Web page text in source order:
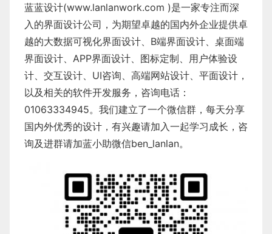
蓝蓝设计(www.lanlanwork.com )是一家专注而深
入的界面设计公司，为期望卓越的国内外企业提供卓
越的大数据可视化界面设计 B端界面设计
桌面端
界面设计
APP界面设计 图标定制
用户体验设
计
交互设计 UI咨询 高端网站设计 平面设计 ，
以及相关的软件开发服务，咨询电话：
01063334945。我们建立了一个微信群，每天分享
国内外优秀的设计，有兴趣请加入一起学习成长，咨
询及进群请加蓝小助微信ben_lanlan。